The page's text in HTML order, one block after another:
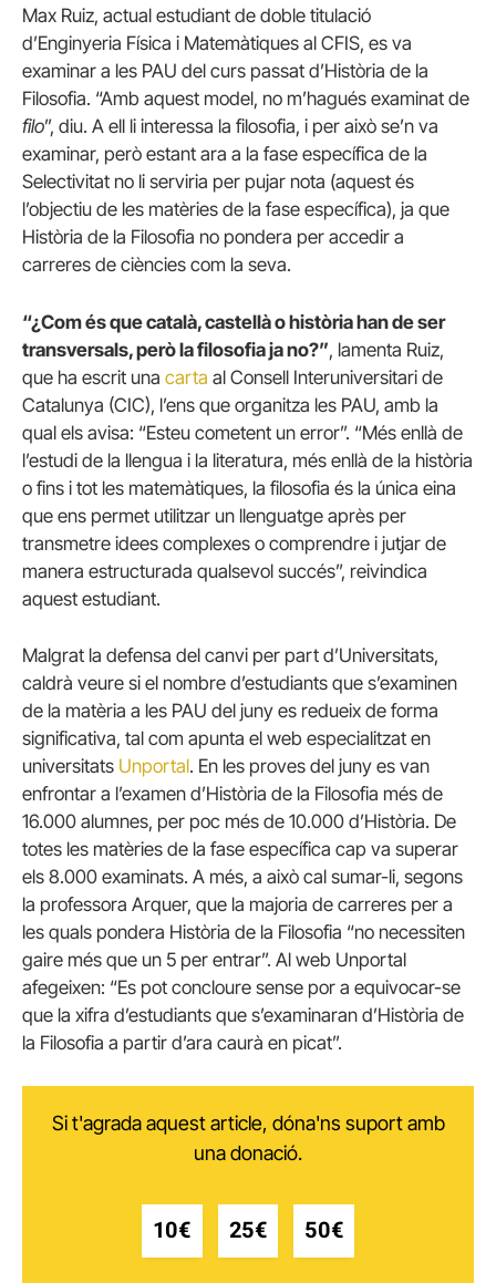
Max Ruiz, actual estudiant de doble titulació
d’Enginyeria Física i Matemàtiques al CFIS, es va
examinar a les PAU del curs passat d’Història de la
Filosofia. “Amb aquest model, no m’hagués examinat de
filo”, diu. A ell li interessa la filosofia, i per això se’n va
examinar, però estant ara a la fase específica de la
Selectivitat no li serviria per pujar nota (aquest és
l’objectiu de les matèries de la fase específica), ja que
Història de la Filosofia no pondera per accedir a
carreres de ciències com la seva.
“¿Com és que català, castellà o història han de ser
transversals, però la filosofia ja no?”, lamenta Ruiz,
que ha escrit una carta al Consell Interuniversitari de
Catalunya (CIC), l’ens que organitza les PAU, amb la
qual els avisa: “Esteu cometent un error”. “Més enllà de
l’estudi de la llengua i la literatura, més enllà de la història
o fins i tot les matemàtiques, la filosofia és la única eina
que ens permet utilitzar un llenguatge après per
transmetre idees complexes o comprendre i jutjar de
manera estructurada qualsevol succés”, reivindica
aquest estudiant.
Malgrat la defensa del canvi per part d’Universitats,
caldrà veure si el nombre d’estudiants que s’examinen
de la matèria a les PAU del juny es redueix de forma
significativa, tal com apunta el web especialitzat en
universitats Unportal. En les proves del juny es van
enfrontar a l’examen d’Història de la Filosofia més de
16.000 alumnes, per poc més de 10.000 d’Història. De
totes les matèries de la fase específica cap va superar
els 8.000 examinats. A més, a això cal sumar-li, segons
la professora Arquer, que la majoria de carreres per a
les quals pondera Història de la Filosofia “no necessiten
gaire més que un 5 per entrar”. Al web Unportal
afegeixen: “Es pot concloure sense por a equivocar-se
que la xifra d’estudiants que s’examinaran d’Història de
la Filosofia a partir d’ara caurà en picat”.
Si t'agrada aquest article, dóna'ns suport amb
una donació.
10€ 25€ 50€